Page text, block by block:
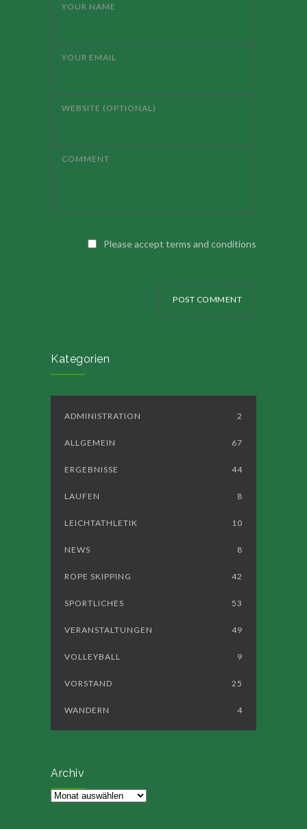
YOUR NAME
YOUR EMAIL
WEBSITE (OPTIONAL)
COMMENT
Please accept terms and conditions
POST COMMENT
Kategorien
ADMINISTRATION 2
ALLGEMEIN 67
ERGEBNISSE 44
LAUFEN 8
LEICHTATHLETIK 10
NEWS 8
ROPE SKIPPING 42
SPORTLICHES 53
VERANSTALTUNGEN 49
VOLLEYBALL 9
VORSTAND 25
WANDERN 4
Archiv
Archiv